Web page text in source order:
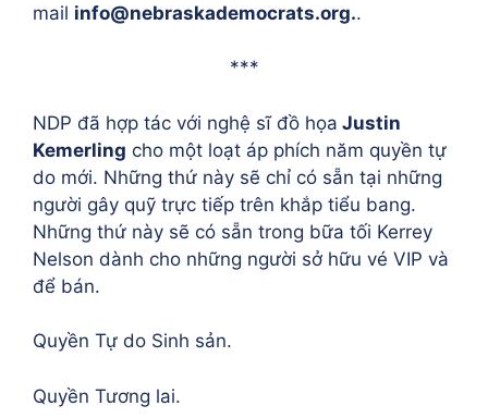
mail info@nebraskademocrats.org..
***
NDP đã hợp tác với nghệ sĩ đồ họa Justin
Kemerling cho một loạt áp phích năm quyền tự
do mới. Những thứ này sẽ chỉ có sẵn tại những
người gây quỹ trực tiếp trên khắp tiểu bang.
Những thứ này sẽ có sẵn trong bữa tối Kerrey
Nelson dành cho những người sở hữu vé VIP và
để bán.
Quyền Tự do Sinh sản.
Quyền Tương lai.